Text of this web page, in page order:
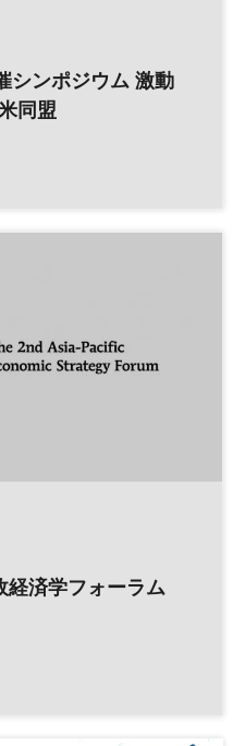
シンポジウム 激動
同盟
経済学フォーラム